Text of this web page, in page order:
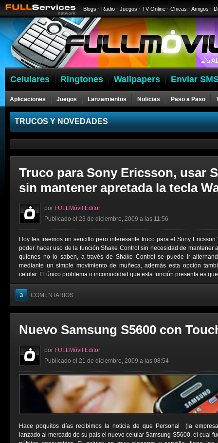
Blogs · Radio · Juegos · TV Online · Chicas · Amigos ·
Celulares Ringtones Wallpapers Enviar
Aplicaciones Juegos Lanzamientos Noticias Paso a Paso
Celulares
TRUCOS Y NOVEDADES
Truco para Sony Ericsson, usar
sin mantener apretada la tecla
por FULLMóvil Editor
Publicado el 23 de diciembre, 2009 a las 11:56
Hoy les traemos un sencillo pero interesante truco para el Sony
poder hacer uso de la función Shake Control sin necesidad de mantener
quienes no lo saben, a través de Shake Control se puede ir
mediante un simple movimiento de muñeca, además esta opción
celular. El único problema o incomodidad que esta función presenta es
3 COMENTARIOS
Nuevo Samsung S5600 con
por FULLMóvil Editor
Publicado el 21 de diciembre, 2009 a las 08:54
Hace poquitos días recibimos la noticia de que Personal (la
lanzado al mercado de su país el nuevo celular Samsung S5600, el cual